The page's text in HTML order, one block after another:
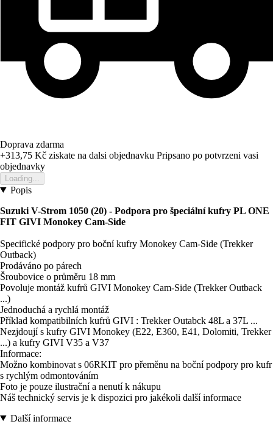
Doprava zdarma
+313,75 Kč ziskate na dalsi objednavku Pripsano po potvrzeni vasi
objednavky
Loading...
Popis
Suzuki V-Strom 1050 (20) - Podpora pro špeciální kufry PL ONE
FIT GIVI Monokey Cam-Side
Specifické podpory pro boční kufry Monokey Cam-Side (Trekker
Outback)
Prodáváno po párech
Šroubovice o průměru 18 mm
Povoluje montáž kufrů GIVI Monokey Cam-Side (Trekker Outback
...)
Jednoduchá a rychlá montáž
Příklad kompatibilních kufrů GIVI : Trekker Outabck 48L a 37L ...
Nezjdoují s kufry GIVI Monokey (E22, E360, E41, Dolomiti, Trekker
...) a kufry GIVI V35 a V37
Informace:
Možno kombinovat s 06RKIT pro přeměnu na boční podpory pro kufr
s rychlým odmontováním
Foto je pouze ilustrační a nenutí k nákupu
Náš technický servis je k dispozici pro jakékoli další informace
Další informace